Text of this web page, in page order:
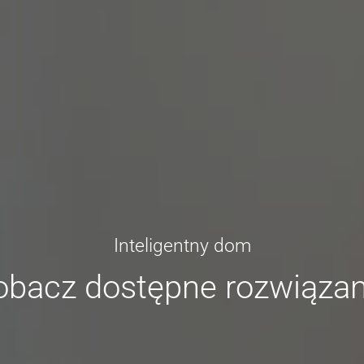
Inteligentny dom
dostępne